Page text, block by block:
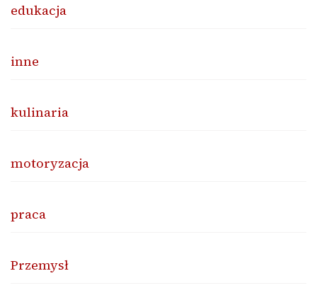
edukacja
inne
kulinaria
motoryzacja
praca
Przemysł